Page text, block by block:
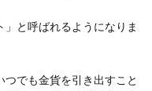
と呼ばれるようになりま
でも金貨を引き出すこと